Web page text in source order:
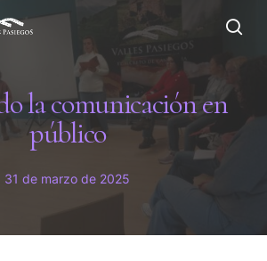
la comunicación en
público
31 de marzo de 2025